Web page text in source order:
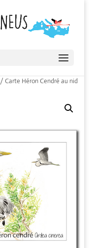
/ Carte Héron Cendré au nid